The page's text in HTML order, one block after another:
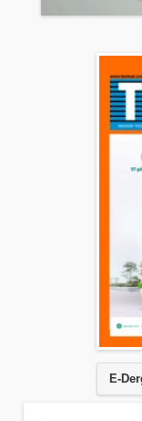
E-